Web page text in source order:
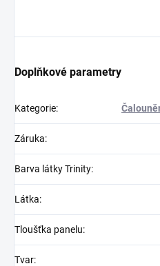
Doplňkové parametry
Kategorie:
Záruka:
Barva látky Trinity:
Látka:
Tloušťka panelu:
Tvar: